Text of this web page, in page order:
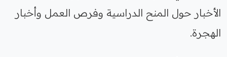
الأخبار حول المنح الدراسية وفرص العمل وأخبار
الهجرة.